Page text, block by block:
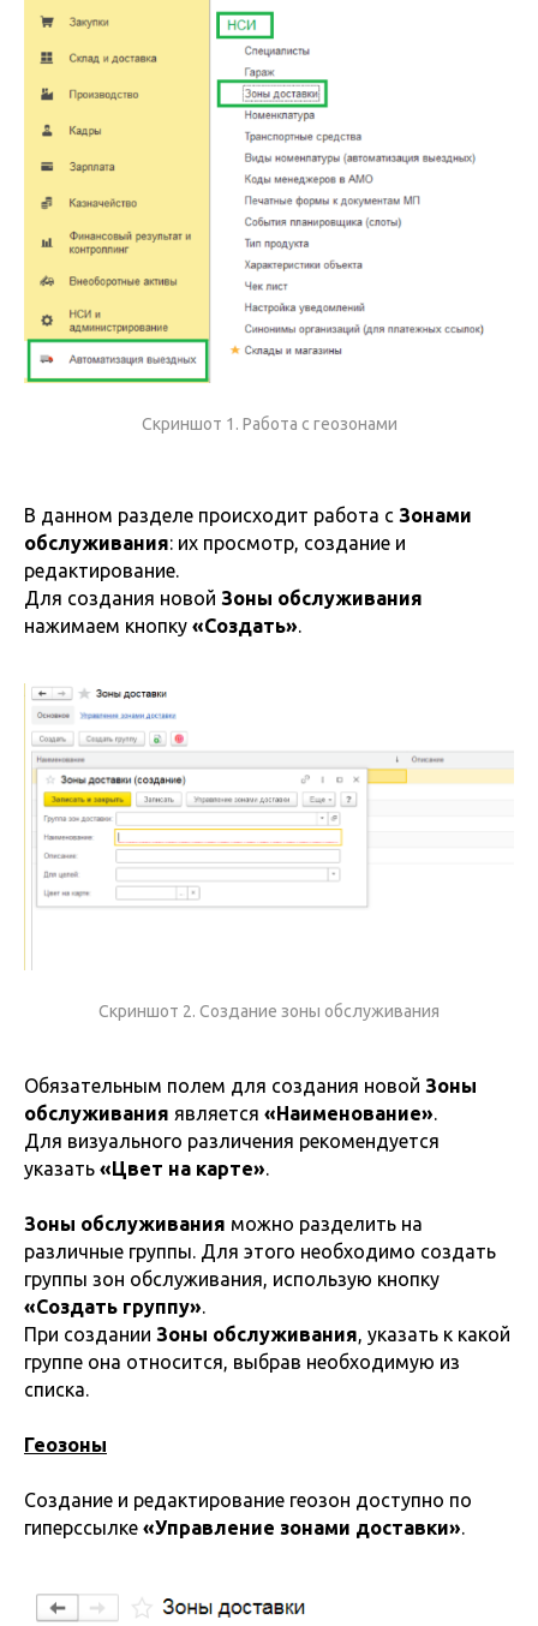
Скриншот 1. Работа с геозонами
В данном разделе происходит работа с Зонами
обслуживания: их просмотр, создание и
редактирование.
Для создания новой Зоны обслуживания
нажимаем кнопку «Создать».
Скриншот 2. Создание зоны обслуживания
Обязательным полем для создания новой Зоны
обслуживания является «Наименование».
Для визуального различения рекомендуется
указать «Цвет на карте».
Зоны обслуживания можно разделить на
различные группы. Для этого необходимо создать
группы зон обслуживания, использую кнопку
«Создать группу».
При создании Зоны обслуживания, указать к какой
группе она относится, выбрав необходимую из
списка.
Геозоны
Создание и редактирование геозон доступно по
гиперссылке «Управление зонами доставки».